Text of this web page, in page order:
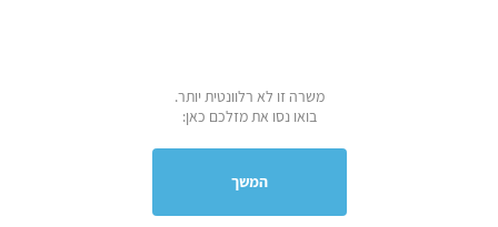
משרה זו לא רלוונטית יותר.
בואו נסו את מזלכם כאן:
המשך